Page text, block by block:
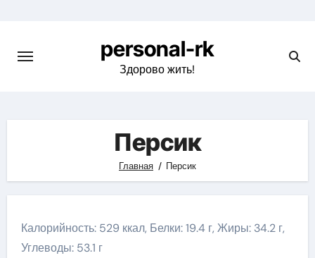
содержимому
personal-rk
Здорово жить!
Персик
Главная Персик
Калорийность: 529 ккал, Белки: 19.4 г, Жиры: 34.2 г,
Углеводы: 53.1 г